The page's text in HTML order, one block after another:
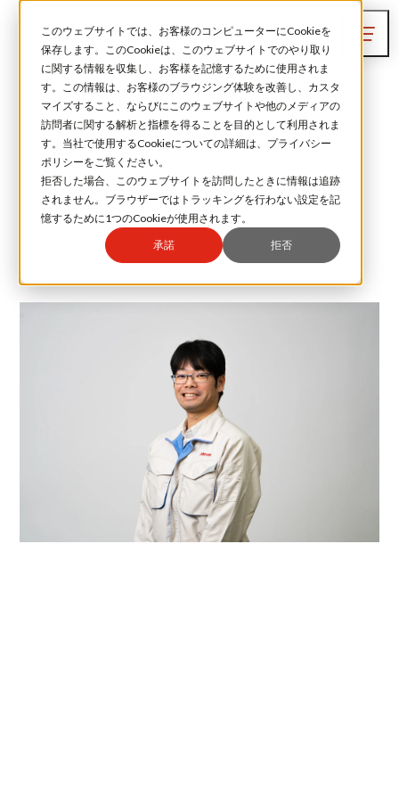
このウェブサイトでは、お客様のコンピューターにCookieを
保存します。このCookieは、このウェブサイトでのやり取り
に関する情報を収集し、お客様を記憶するために使用されま
す。この情報は、お客様のブラウジング体験を改善し、カスタ
マイズすること、ならびにこのウェブサイトや他のメディアの
訪問者に関する解析と指標を得ることを目的として利用されま
す。当社で使用するCookieについての詳細は、プライバシー
ポリシーをご覧ください。
拒否した場合、このウェブサイトを訪問したときに情報は追跡
されません。ブラウザーではトラッキングを行わない設定を記
憶するために1つのCookieが使用されます。
承諾 拒否
作業者ではなく技術者として働いてい
きたい方に良い仕事だと思います。
技術本部 インク技術統括部 インク技術2G
入社年
2017年 新卒入社
広島県
理工学研究科 物質基礎科学専攻